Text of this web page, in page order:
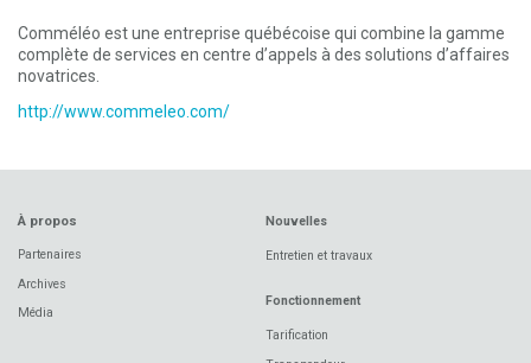
Comméléo est une entreprise québécoise qui combine la gamme
complète de services en centre d’appels à des solutions d’affaires
novatrices.
http://www.commeleo.com/
À propos
Partenaires
Archives
Média
Nouvelles
Entretien et travaux
Fonctionnement
Tarification